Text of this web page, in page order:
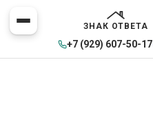
ЗНАК ОТВЕТА
+7 (929) 607-50-17